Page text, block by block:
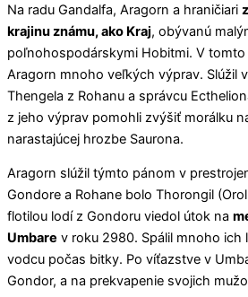
Na radu Gandalfa, Aragorn a hraničiari
krajinu známu, ako Kraj, obývanú
poľnohospodárskymi Hobitmi. V
Aragorn mnoho veľkých výprav. Slúžil
Thengela z Rohanu a správcu
z jeho výprav pomohli zvýšiť morálku
narastajúcej hrozbe Saurona.
Aragorn slúžil týmto pánom v
Gondore a Rohane bolo Thorongil
flotilou lodí z Gondoru viedol útok na
Umbare v roku 2980. Spálil mnoho ich
vodcu počas bitky. Po víťazstve v
Gondor, a na prekvapenie svojich